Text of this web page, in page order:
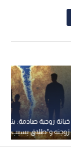
خيانة زوجية صادمة:
زوجته و"طلاق بسبب
قوسين"